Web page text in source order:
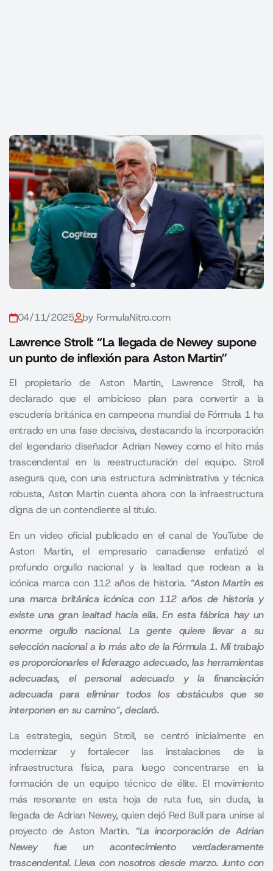
04/11/2025 by FormulaNitro.com
Lawrence Stroll: “La llegada de Newey supone
un punto de inflexión para Aston Martin”
El propietario de Aston Martin, Lawrence Stroll, ha
declarado que el ambicioso plan para convertir a la
escudería británica en campeona mundial de Fórmula 1 ha
entrado en una fase decisiva, destacando la incorporación
del legendario diseñador Adrian Newey como el hito más
trascendental en la reestructuración del equipo. Stroll
asegura que, con una estructura administrativa y técnica
robusta, Aston Martin cuenta ahora con la infraestructura
digna de un contendiente al título.
En un video oficial publicado en el canal de YouTube de
Aston Martin, el empresario canadiense enfatizó el
profundo orgullo nacional y la lealtad que rodean a la
icónica marca con 112 años de historia. “Aston Martin es
una marca británica icónica con 112 años de historia y
existe una gran lealtad hacia ella. En esta fábrica hay un
enorme orgullo nacional. La gente quiere llevar a su
selección nacional a lo más alto de la Fórmula 1. Mi trabajo
es proporcionarles el liderazgo adecuado, las herramientas
adecuadas, el personal adecuado y la financiación
adecuada para eliminar todos los obstáculos que se
interponen en su camino”, declaró.
La estrategia, según Stroll, se centró inicialmente en
modernizar y fortalecer las instalaciones de la
infraestructura física, para luego concentrarse en la
formación de un equipo técnico de élite. El movimiento
más resonante en esta hoja de ruta fue, sin duda, la
llegada de Adrian Newey, quien dejó Red Bull para unirse al
proyecto de Aston Martin. “La incorporación de Adrian
Newey fue un acontecimiento verdaderamente
trascendental. Lleva con nosotros desde marzo. Junto con